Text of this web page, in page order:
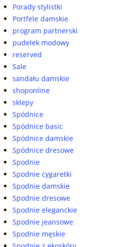
Porady stylistki
Portfele damskie
program partnerski
pudelek modowy
reserved
Sale
sandału damskie
shoponline
sklepy
Spódnice
Spódnice basic
Spódnice damskie
Spódnice dresowe
Spodnie
Spodnie cygaretki
Spodnie damskie
Spodnie dresowe
Spodnie eleganckie
Spodnie jeansowe
Spodnie męskie